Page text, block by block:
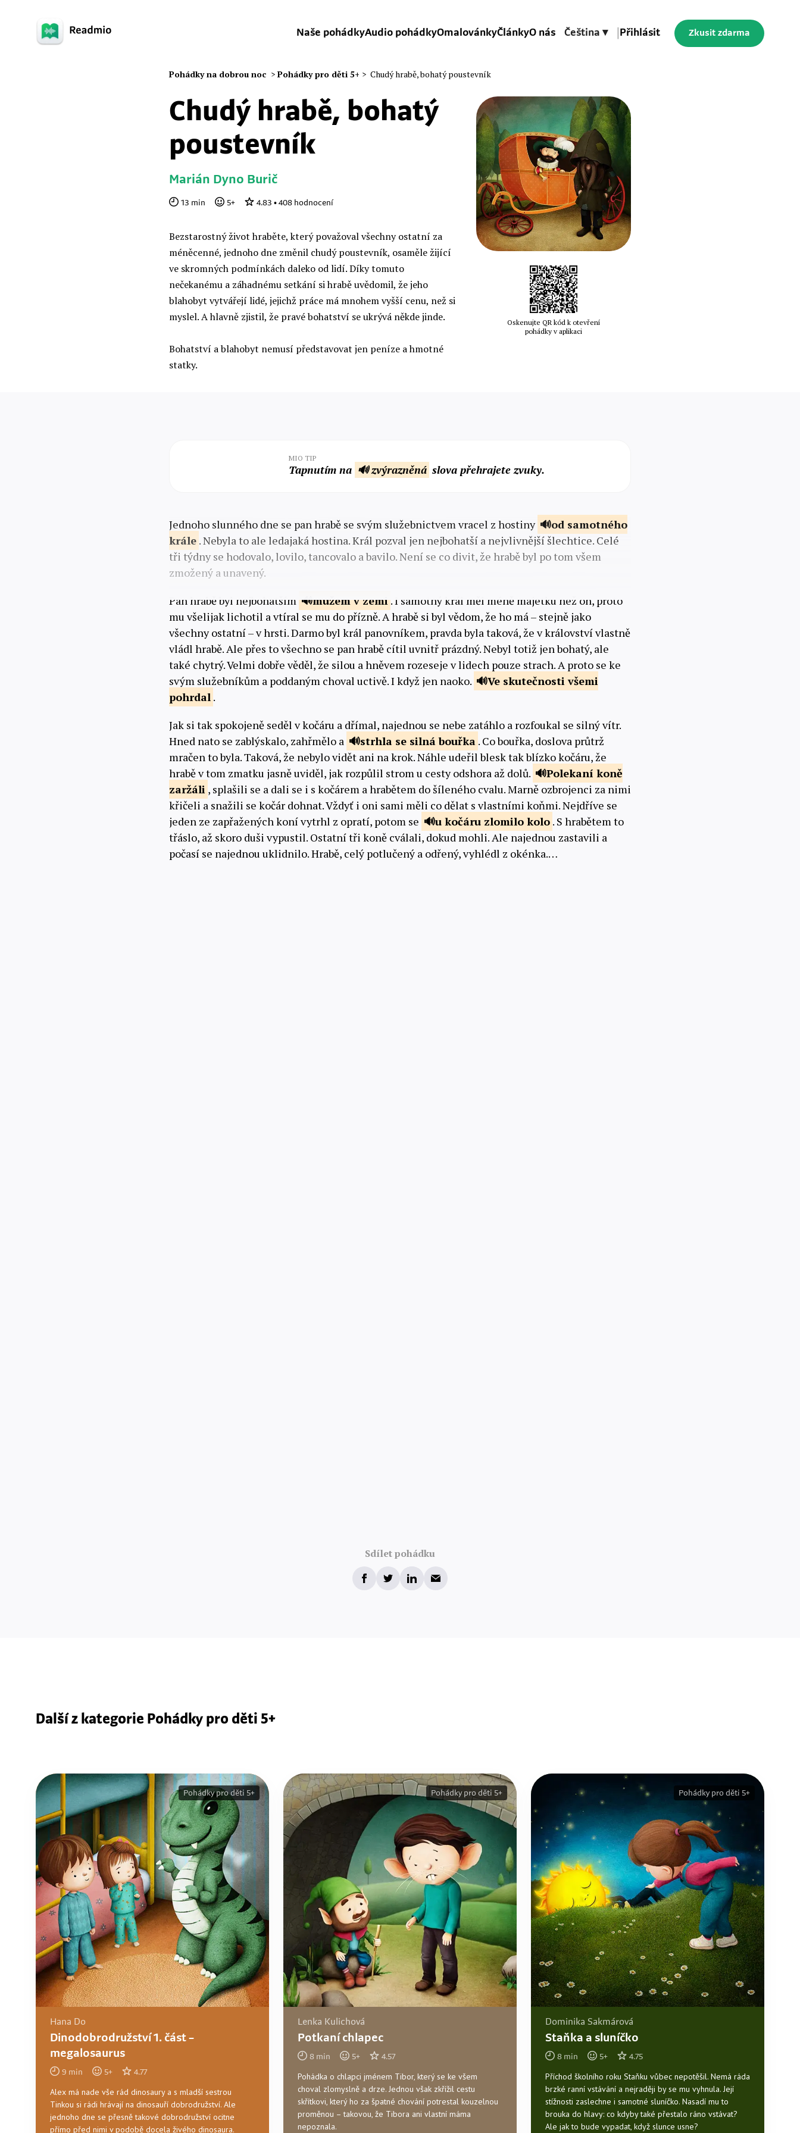
Naše pohádkyAudio pohádkyOmalovánkyČlánkyO nás Čeština ▾ Přihlásit Zkusit zdarma
Pohádky na dobrou noc > Pohádky pro děti 5+ > Chudý hrabě, bohatý poustevník
Chudý hrabě, bohatý
poustevník
Marián Dyno Burič
13 min 5+ 4.83 • 408 hodnocení
Bezstarostný život hraběte, který považoval všechny ostatní za
méněcenné, jednoho dne změnil chudý poustevník, osaměle žijící
ve skromných podmínkách daleko od lidí. Díky tomuto
nečekanému a záhadnému setkání si hrabě uvědomil, že jeho
blahobyt vytvářejí lidé, jejichž práce má mnohem vyšší cenu, než si
myslel. A hlavně zjistil, že pravé bohatství se ukrývá někde jinde.
Bohatství a blahobyt nemusí představovat jen peníze a hmotné
statky.
Oskenujte QR kód k otevření
pohádky v aplikaci
MIO TIP
Tapnutím na 🔊 zvýrazněná slova přehrajete zvuky.
Jednoho slunného dne se pan hrabě se svým služebnictvem vracel z hostiny
od samotného
krále . Nebyla to ale ledajaká hostina. Král pozval jen nejbohatší a nejvlivnější šlechtice. Celé
tři týdny se hodovalo, lovilo, tancovalo a bavilo. Není se co divit, že hrabě byl po tom všem
zmožený a unavený.
Pan hrabě byl nejbohatším
mužem v zemi . I samotný král měl méně majetku než on, proto
mu všelijak lichotil a vtíral se mu do přízně. A hrabě si byl vědom, že ho má – stejně jako
všechny ostatní – v hrsti. Darmo byl král panovníkem, pravda byla taková, že v království vlastně
vládl hrabě. Ale přes to všechno se pan hrabě cítil uvnitř prázdný. Nebyl totiž jen bohatý, ale
také chytrý. Velmi dobře věděl, že silou a hněvem rozeseje v lidech pouze strach. A proto se ke
svým služebníkům a poddaným choval uctivě. I když jen naoko.
Ve skutečnostivšemi
pohrdal .
Jak si tak spokojeně seděl v kočáru a dřímal, najednou se nebe zatáhlo a rozfoukal se silný vítr.
Hned nato se zablýskalo, zahřmělo a
strhla se silná bouřka . Co bouřka, doslova průtrž
mračen to byla. Taková, že nebylo vidět ani na krok. Náhle udeřil blesk tak blízko kočáru, že
hrabě v tom zmatku jasně uviděl, jak rozpůlil strom u cesty odshora až dolů.
Polekaní koně
zaržáli , splašili se a dali se i s kočárem a hrabětem do šíleného cvalu. Marně ozbrojenci za nimi
křičeli a snažili se kočár dohnat. Vždyť i oni sami měli co dělat s vlastními koňmi. Nejdříve se
jeden ze zapřažených koní vytrhl z opratí, potom se
u kočáru zlomilo kolo . S hrabětem to
třáslo, až skoro duši vypustil. Ostatní tři koně cválali, dokud mohli. Ale najednou zastavili a
počasí se najednou uklidnilo. Hrabě, celý potlučený a odřený, vyhlédl z okénka.…
Sdílet pohádku
Další z kategorie Pohádky pro děti 5+
Hana Do
Dinodobrodružství 1. část –
megalosaurus
9 min 5+ 4.77
Alex má nade vše rád dinosaury a s mladší sestrou
Tinkou si rádi hrávají na dinosauří dobrodružství. Ale
jednoho dne se přesně takové dobrodružství ocitne
přímo před nimi v podobě docela živého dinosaura.
Pohádky pro děti 5+
Lenka Kulichová
Potkaní chlapec
8 min 5+ 4.57
Pohádka o chlapci jménem Tibor, který se ke všem
choval zlomyslně a drze. Jednou však zkřížil cestu
skřítkovi, který ho za špatné chování potrestal kouzelnou
proměnou – takovou, že Tibora ani vlastní máma
nepoznala.
Pohádky pro děti 5+
Dominika Sakmárová
Staňka a sluníčko
8 min 5+ 4.75
Příchod školního roku Staňku vůbec nepotěšil. Nemá ráda
brzké ranní vstávání a nejraději by se mu vyhnula. Její
stížnosti zaslechne i samotné sluníčko. Nasadí mu to
brouka do hlavy: co kdyby také přestalo ráno vstávat?
Ale jak to bude vypadat, když slunce usne?
Pohádky pro děti 5+